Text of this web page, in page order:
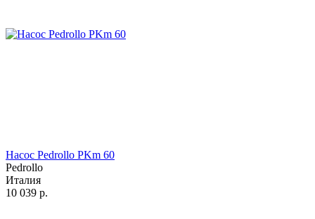
Насос Pedrollo PKm 60
Pedrollo
Италия
10 039 р.